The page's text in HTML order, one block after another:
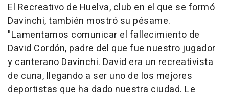
El Recreativo de Huelva, club en el que se formó
Davinchi, también mostró su pésame.
"Lamentamos comunicar el fallecimiento de
David Cordón, padre del que fue nuestro jugador
y canterano Davinchi. David era un recreativista
de cuna, llegando a ser uno de los mejores
deportistas que ha dado nuestra ciudad. Le